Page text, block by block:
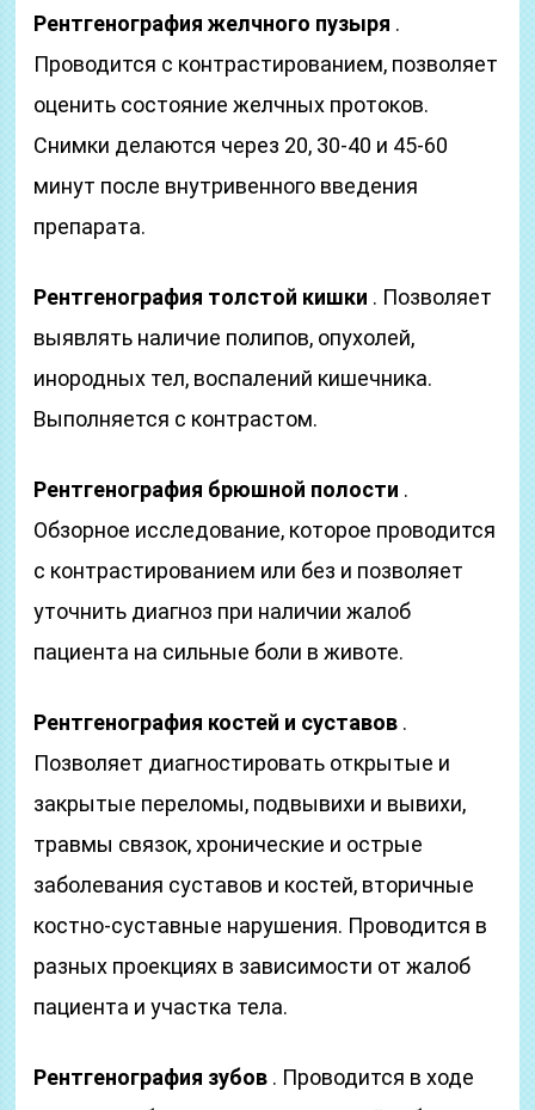
Рентгенография желчного пузыря .
Проводится с контрастированием, позволяет
оценить состояние желчных протоков.
Снимки делаются через 20, 30-40 и 45-60
минут после внутривенного введения
препарата.
Рентгенография толстой кишки . Позволяет
выявлять наличие полипов, опухолей,
инородных тел, воспалений кишечника.
Выполняется с контрастом.
Рентгенография брюшной полости .
Обзорное исследование, которое проводится
с контрастированием или без и позволяет
уточнить диагноз при наличии жалоб
пациента на сильные боли в животе.
Рентгенография костей и суставов .
Позволяет диагностировать открытые и
закрытые переломы, подвывихи и вывихи,
травмы связок, хронические и острые
заболевания суставов и костей, вторичные
костно-суставные нарушения. Проводится в
разных проекциях в зависимости от жалоб
пациента и участка тела.
Рентгенография зубов . Проводится в ходе